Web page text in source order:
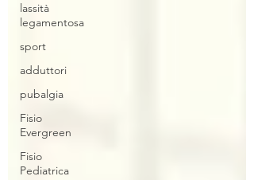
lassità
legamentosa
sport
adduttori
pubalgia
Fisio
Evergreen
Fisio
Pediatrica